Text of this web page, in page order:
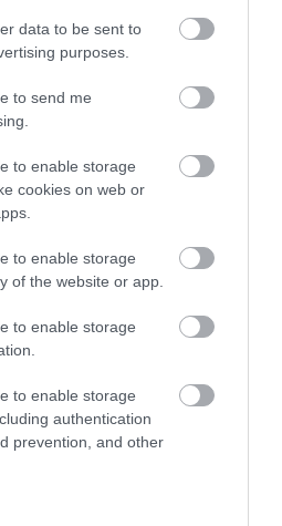
data to be sent to
purposes.
to send me
to enable storage
cookies on web or
to enable storage
of the website or app.
to enable storage
to enable storage
authentication
prevention, and other
alkoholfogyasztás
végén például egy
London Luton repülőtérről
több ittas utas is
a fedélzeten kialakult
miatt.Az Air Canada
jelent ügyfélbarát gesztust
vendéglátás egy új
az iparág egyik
kell majd nézniük.
járattörléseinek egyik
a Wizz Air lehet